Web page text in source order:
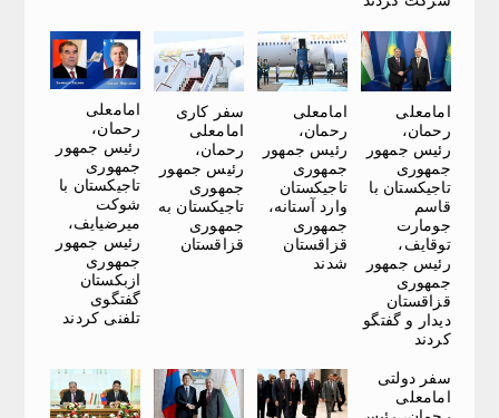
امامعلی
رحمان،
رئیس جمهور
جمهوری
تاجیکستان با
قاسم
جومارت
توقایف،
رئیس جمهور
جمهوری
قزاقستان
دیدار و گفتگو
کردند
امامعلی
رحمان،
رئیس جمهور
جمهوری
تاجیکستان
وارد آستانه،
جمهوری
قزاقستان
شدند
سفر کاری
امامعلی
رحمان،
رئیس جمهور
جمهوری
تاجیکستان به
جمهوری
قزاقستان
امامعلی
رحمان،
رئیس جمهور
جمهوری
تاجیکستان با
شوکت
میرضیایف،
رئیس جمهور
جمهوری
ازبکستان
گفتگوی
تلفنی کردند
سفر دولتی
امامعلی